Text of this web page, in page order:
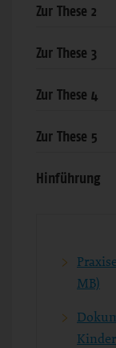
Zur These 2
Zur These 3
Zur These 4
Zur These 5
Hinführung
MB)